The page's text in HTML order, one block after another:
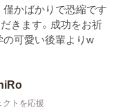
かばかりで恐縮です
きます。成功をお祈
可愛い後輩よりw
トを応援